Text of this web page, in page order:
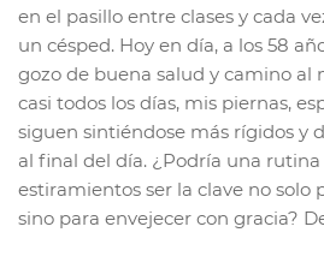
en el pasillo entre clases y cada
un césped. Hoy en día, a los 58
gozo de buena salud y camino al
casi todos los días, mis piernas,
siguen sintiéndose más rígidos y
al final del día. ¿Podría una
estiramientos ser la clave no solo
sino para envejecer con gracia?